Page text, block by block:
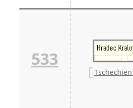
533
Hradec